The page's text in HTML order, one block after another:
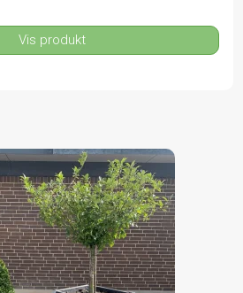
Vis produkt